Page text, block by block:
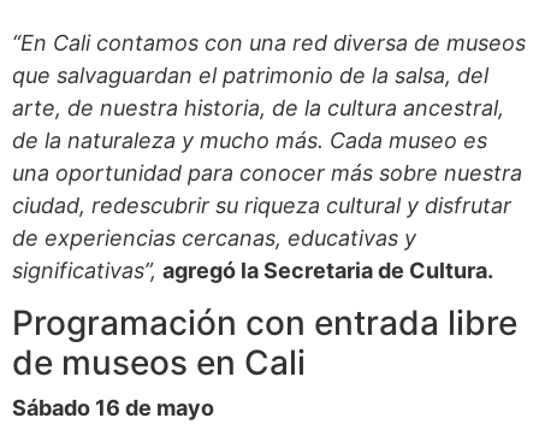
“En Cali contamos con una red diversa de museos
que salvaguardan el patrimonio de la salsa, del
arte, de nuestra historia, de la cultura ancestral,
de la naturaleza y mucho más. Cada museo es
una oportunidad para conocer más sobre nuestra
ciudad, redescubrir su riqueza cultural y disfrutar
de experiencias cercanas, educativas y
significativas”, agregó la Secretaria de Cultura.
Programación con entrada libre
de museos en Cali
Sábado 16 de mayo